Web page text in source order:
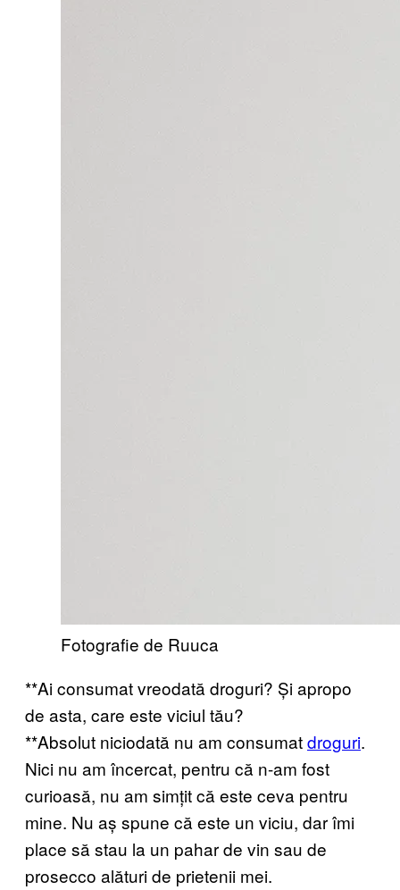
Fotografie de Ruuca
**Ai consumat vreodată droguri? Și apropo
de asta, care este viciul tău?
**Absolut niciodată nu am consumatdroguri.
Nici nu am încercat, pentru că n-am fost
curioasă, nu am simțit că este ceva pentru
mine. Nu aș spune că este un viciu, dar îmi
place să stau la un pahar de vin sau de
prosecco alături de prietenii mei.